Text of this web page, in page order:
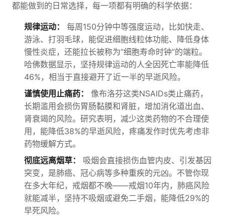
都能做到的日常选择，每一项都有明确的科学依据：
规律运动：
每周150分钟中等强度运动，比如快走、
游泳、打羽毛球，能促进细胞线粒体功能、降低身体
慢性炎症，还能拉长被称为“细胞寿命时钟”的端粒。
哈佛数据显示，坚持规律运动的人全因死亡率能降低
46%，相当于直接避开了近一半的早逝风险。
谨慎使用止痛药：
像布洛芬这类NSAIDs类止痛药，
长期滥用会损伤胃肠黏膜和肾脏，增加消化道出血、
肾衰竭的风险。研究表明，减少这类药物的不合理使
用，能降低38%的早逝风险，疼痛发作时优先考虑非
药物缓解方式。
彻底远离烟草：
吸烟会直接损伤血管内皮、引发基因
突变，是肺癌、冠心病等多种重疾的元凶。不管你现
在多大年纪，戒烟都不晚——戒烟10年内，肺癌风险
就能减半，坚持不吸烟或避免二手烟，能降低29%的
早死风险。